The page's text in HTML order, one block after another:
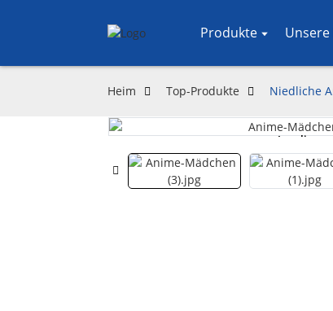
Produkte
Heim Top-Produkte Niedliche
Loading...
Loading...